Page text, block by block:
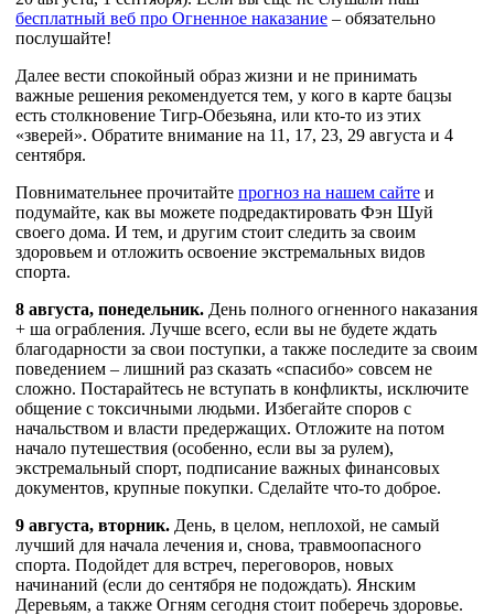
бесплатный веб про Огненное наказание – обязательно
послушайте!
Далее вести спокойный образ жизни и не принимать
важные решения рекомендуется тем, у кого в карте бацзы
есть столкновение Тигр-Обезьяна, или кто-то из этих
«зверей». Обратите внимание на 11, 17, 23, 29 августа и 4
сентября.
Повнимательнее прочитайте прогноз на нашем сайте и
подумайте, как вы можете подредактировать Фэн Шуй
своего дома. И тем, и другим стоит следить за своим
здоровьем и отложить освоение экстремальных видов
спорта.
8 августа, понедельник. День полного огненного наказания
+ ша ограбления. Лучше всего, если вы не будете ждать
благодарности за свои поступки, а также последите за своим
поведением – лишний раз сказать «спасибо» совсем не
сложно. Постарайтесь не вступать в конфликты, исключите
общение с токсичными людьми. Избегайте споров с
начальством и власти предержащих. Отложите на потом
начало путешествия (особенно, если вы за рулем),
экстремальный спорт, подписание важных финансовых
документов, крупные покупки. Сделайте что-то доброе.
9 августа, вторник. День, в целом, неплохой, не самый
лучший для начала лечения и, снова, травмоопасного
спорта. Подойдет для встреч, переговоров, новых
начинаний (если до сентября не подождать). Янским
Деревьям, а также Огням сегодня стоит поберечь здоровье.